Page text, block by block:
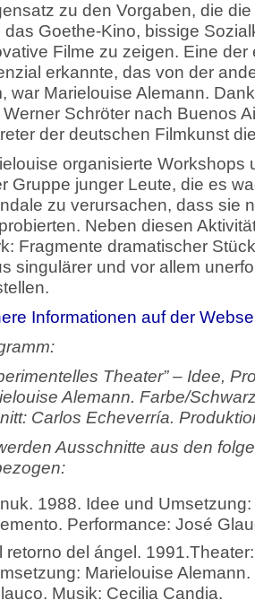
zu den Vorgaben, die
das Goethe-Kino, bissige
Filme zu zeigen. Eine
erkannte, das von der
war Marielouise Alemann.
Werner Schröter nach Buenos
der deutschen Filmkunst
organisierte Workshops
Gruppe junger Leute, die es
zu verursachen, dass sie
Neben diesen
Fragmente dramatischer
singulärer und vor allem
Informationen auf der
Theater” – Idee,
Alemann. Farbe/
Carlos Echeverría.
Ausschnitte aus den
1988. Idee und
Performance: José
retorno del ángel.
Marielouise
Musik: Cecilia Candia.